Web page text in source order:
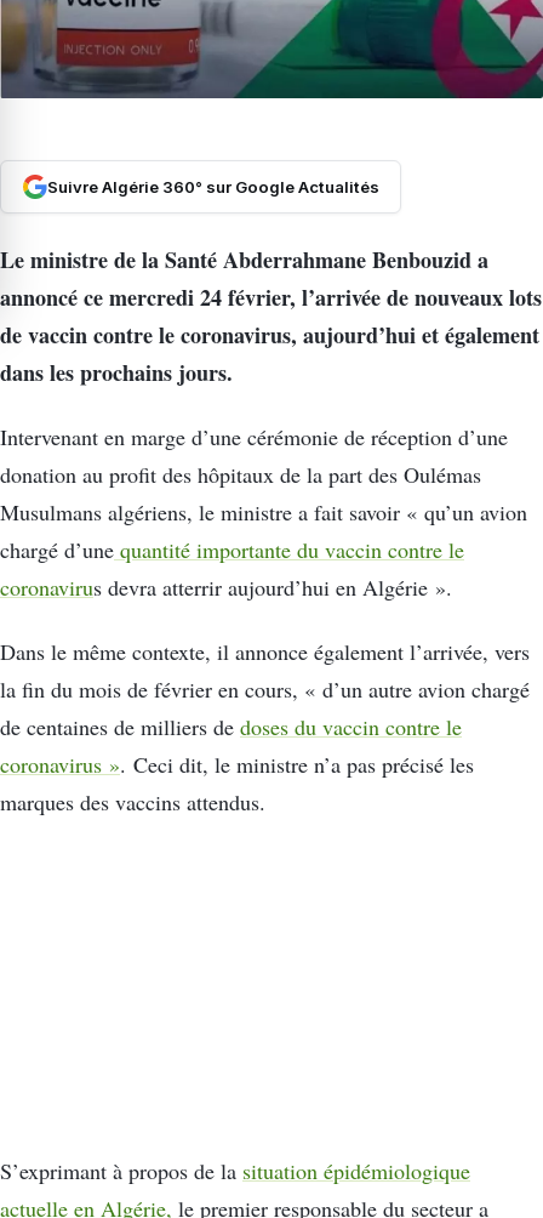
Suivre Algérie 360° sur Google Actualités
Le ministre de la Santé Abderrahmane Benbouzid a
annoncé ce mercredi 24 février, l’arrivée de nouveaux lots
de vaccin contre le coronavirus, aujourd’hui et également
dans les prochains jours.
Intervenant en marge d’une cérémonie de réception d’une
donation au profit des hôpitaux de la part des Oulémas
Musulmans algériens, le ministre a fait savoir « qu’un avion
chargé d’une quantité importante du vaccin contre le
coronavirus devra atterrir aujourd’hui en Algérie ».
Dans le même contexte, il annonce également l’arrivée, vers
la fin du mois de février en cours, « d’un autre avion chargé
de centaines de milliers de doses du vaccin contre le
coronavirus ». Ceci dit, le ministre n’a pas précisé les
marques des vaccins attendus.
S’exprimant à propos de la situation épidémiologique
actuelle en Algérie, le premier responsable du secteur a